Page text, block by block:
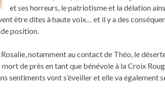
et ses horreurs, le patriotisme et la délation
être dites à haute voix… et il y a des
position.
notamment au contact de Théo, le
de près en tant que bénévole à la Croix
sentiments vont s’éveiller et elle va également